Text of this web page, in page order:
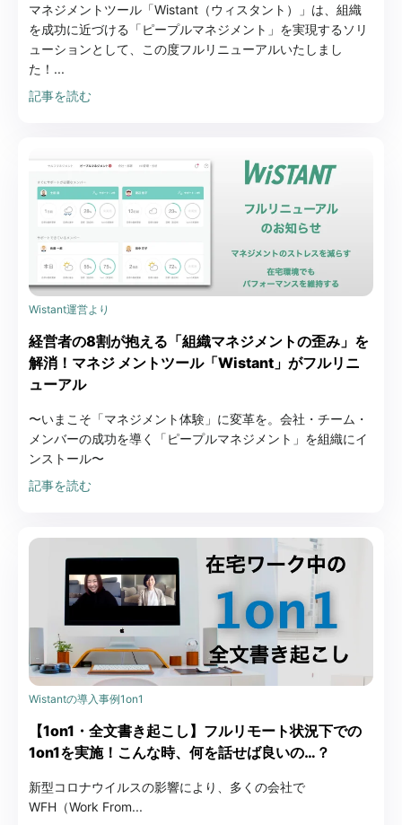
マネジメントツール「Wistant（ウィスタント）」は、組織
を成功に近づける「ピープルマネジメント」を実現するソリ
ューションとして、この度フルリニューアルいたしまし
た！...
記事を読む
Wistant運営より
経営者の8割が抱える「組織マネジメントの歪み」を
解消！マネジ メントツール「Wistant」がフルリニ
ューアル
〜いまこそ「マネジメント体験」に変革を。会社・チーム・
メンバーの成功を導く「ピープルマネジメント」を組織にイ
ンストール〜
記事を読む
Wistantの導入事例1on1
【1on1・全文書き起こし】フルリモート状況下での
1on1を実施！こんな時、何を話せば良いの…？
新型コロナウイルスの影響により、多くの会社で
WFH（Work From...